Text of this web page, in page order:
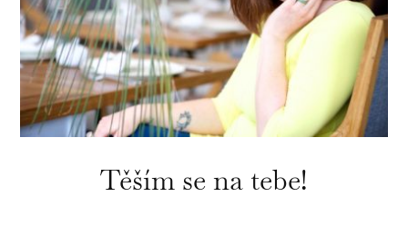
Těším se na tebe!